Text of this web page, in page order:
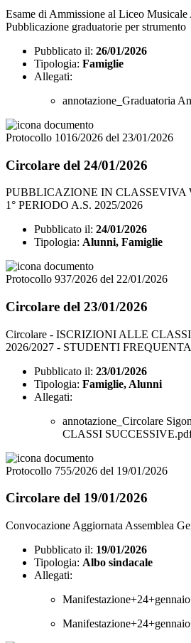
Esame di Ammissione al Liceo
Pubblicazione graduatorie per strumento
Pubblicato il: 26/01/2026
Tipologia: Famiglie
Allegati:
annotazione_Graduatoria
Protocollo 1016/2026 del 23/01/2026
Circolare del 24/01/2026
PUBBLICAZIONE IN CLASSEVIVA
1° PERIODO A.S. 2025/2026
Pubblicato il: 24/01/2026
Tipologia: Alunni, Famiglie
Protocollo 937/2026 del 22/01/2026
Circolare del 23/01/2026
Circolare - ISCRIZIONI ALLE
2026/2027 - STUDENTI
Pubblicato il: 23/01/2026
Tipologia: Famiglie, Alunni
Allegati:
annotazione_Circolare
CLASSI
Protocollo 755/2026 del 19/01/2026
Circolare del 19/01/2026
Convocazione Aggiornata Assemblea
Pubblicato il: 19/01/2026
Tipologia: Albo sindacale
Allegati: